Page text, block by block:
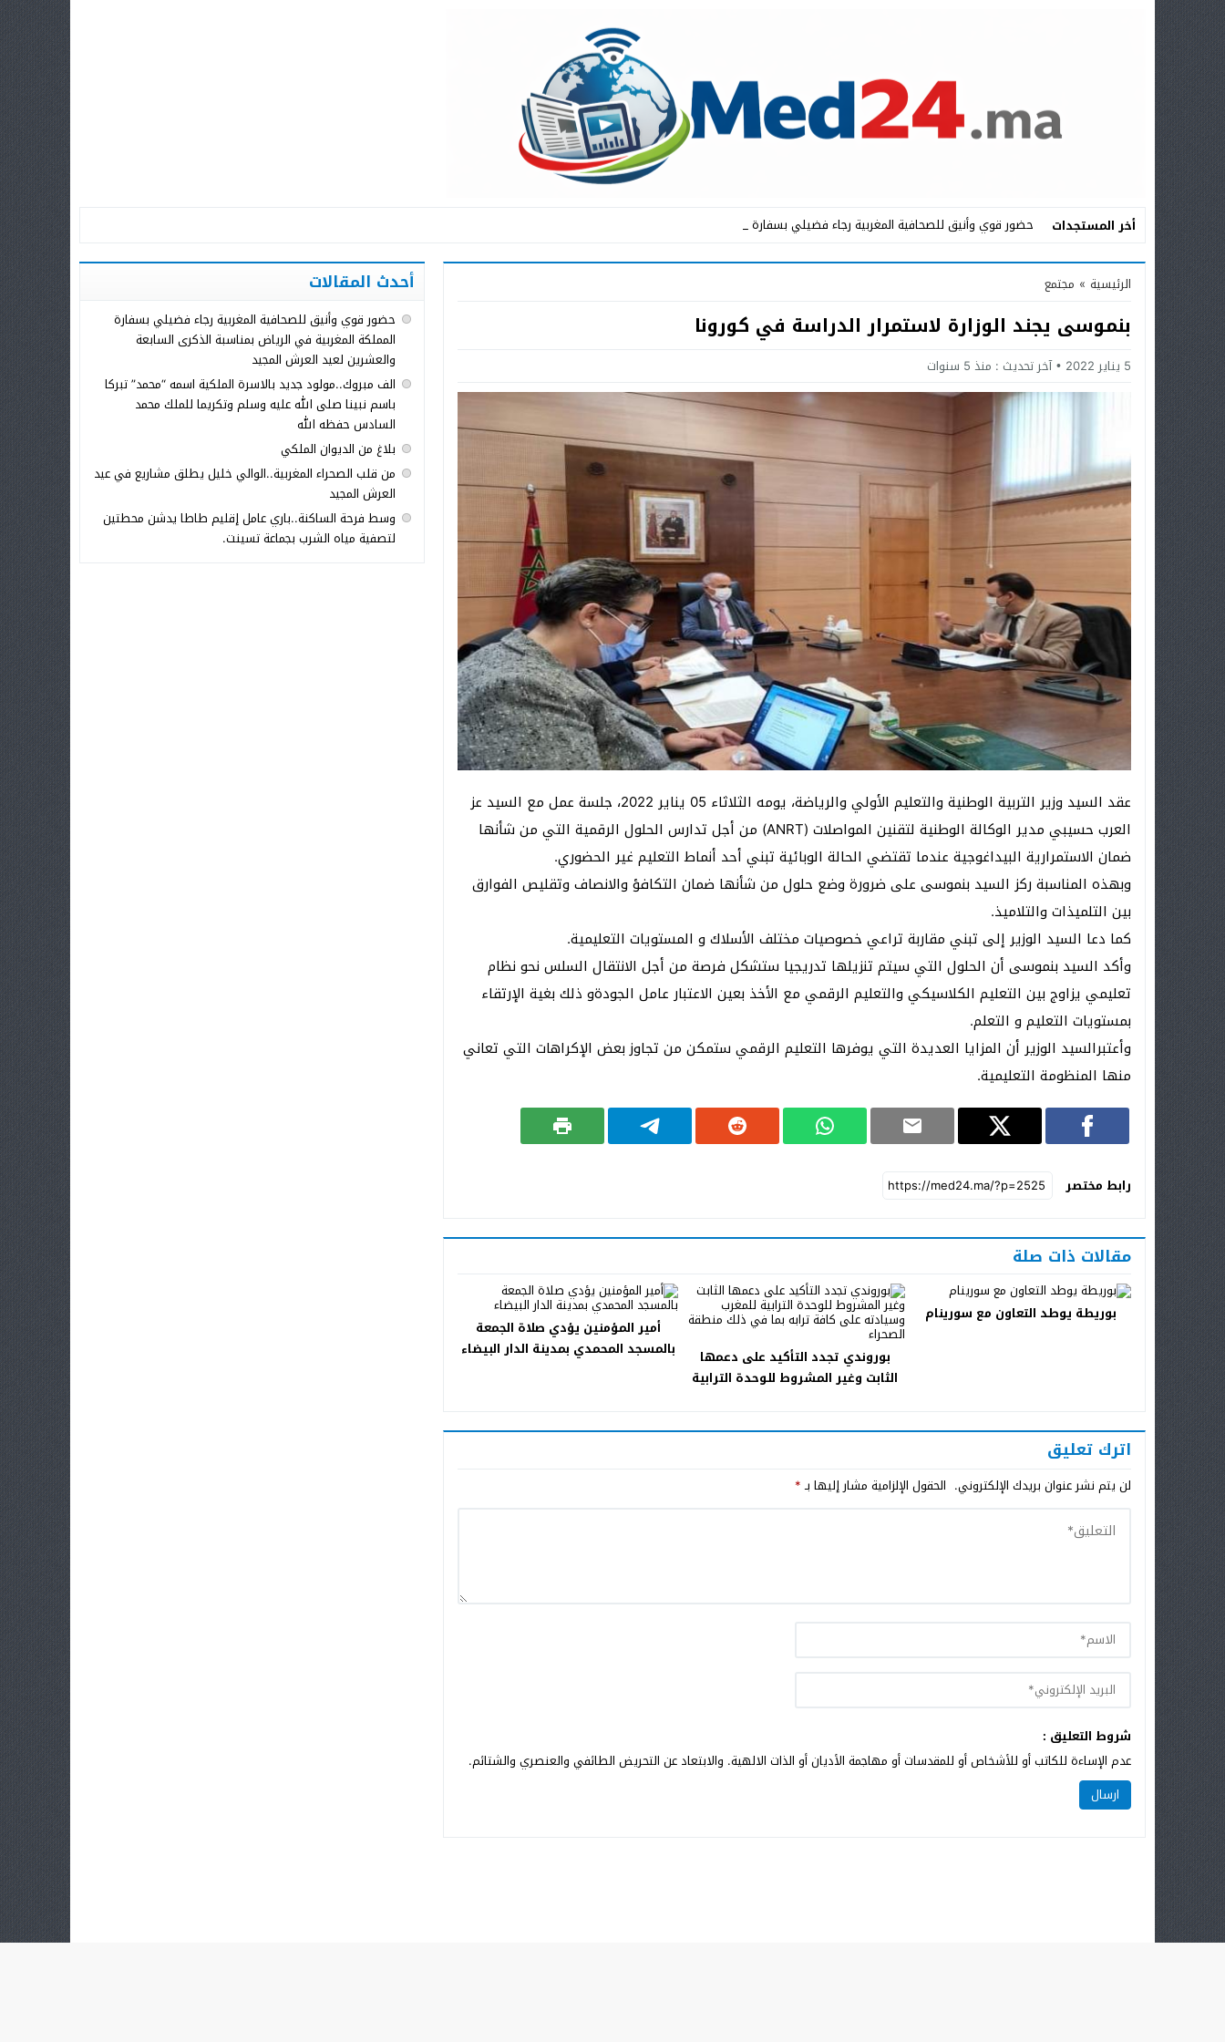
أخر المستجدات
حضور قوي وأنيق للصحافية المغربية رجاء فضيلي بسفارة المملكة ا_
Stop
Next
الرئيسية » مجتمع
بنموسى يجند الوزارة لاستمرار الدراسة في كورونا
5 يناير 2022 آخر تحديث : منذ 5 سنوات
عقد السيد وزير التربية الوطنية والتعليم الأولي والرياضة، يومه الثلاثاء 05 يناير 2022، جلسة عمل مع السيد عز
العرب حسيبي مدير الوكالة الوطنية لتقنين المواصلات (ANRT) من أجل تدارس الحلول الرقمية التي من شأنها
ضمان الاستمرارية البيداغوجية عندما تقتضي الحالة الوبائية تبني أحد أنماط التعليم غير الحضوري.
وبهذه المناسبة ركز السيد بنموسى على ضرورة وضع حلول من شأنها ضمان التكافؤ والانصاف وتقليص الفوارق
بين التلميذات والتلاميذ.
كما دعا السيد الوزير إلى تبني مقاربة تراعي خصوصيات مختلف الأسلاك و المستويات التعليمية.
وأكد السيد بنموسى أن الحلول التي سيتم تنزيلها تدريجيا ستشكل فرصة من أجل الانتقال السلس نحو نظام
تعليمي يزاوج بين التعليم الكلاسيكي والتعليم الرقمي مع الأخذ بعين الاعتبار عامل الجودةو ذلك بغية الإرتقاء
بمستويات التعليم و التعلم.
وأعتبرالسيد الوزير أن المزايا العديدة التي يوفرها التعليم الرقمي ستمكن من تجاوز بعض الإكراهات التي تعاني
منها المنظومة التعليمية.
رابط مختصر
مقالات ذات صلة
بوريطة يوطد التعاون مع سورينام
بوروندي تجدد التأكيد على دعمها
الثابت وغير المشروط للوحدة الترابية
أمير المؤمنين يؤدي صلاة الجمعة
بالمسجد المحمدي بمدينة الدار البيضاء
اترك تعليق
لن يتم نشر عنوان بريدك الإلكتروني. الحقول الإلزامية مشار إليها بـ*
شروط التعليق :
عدم الإساءة للكاتب أو للأشخاص أو للمقدسات أو مهاجمة الأديان أو الذات الالهية. والابتعاد عن التحريض الطائفي والعنصري والشتائم.
أحدث المقالات
حضور قوي وأنيق للصحافية المغربية رجاء فضيلي بسفارة
المملكة المغربية في الرياض بمناسبة الذكرى السابعة
والعشرين لعيد العرش المجيد
الف مبروك..مولود جديد بالاسرة الملكية اسمه “محمد” تبركا
باسم نبينا صلى الله عليه وسلم وتكريما للملك محمد
السادس حفظه الله
بلاغ من الديوان الملكي
من قلب الصحراء المغربية..الوالي خليل يطلق مشاريع في عيد
العرش المجيد
وسط فرحة الساكنة..باري عامل إقليم طاطا يدشن محطتين
لتصفية مياه الشرب بجماعة تسينت.